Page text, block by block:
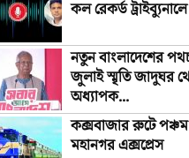
কল রেকর্ড ট্রাইব্যুনালে
নতুন বাংলাদেশের
জুলাই স্মৃতি জাদুঘর
অধ্যাপক...
কক্সবাজার রুটে পঞ্চম
মহানগর এক্সপ্রেস